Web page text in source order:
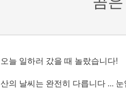
오늘 일하러 갔을 때 놀랐습니다!
산의 날씨는 완전히 다릅니다 ...